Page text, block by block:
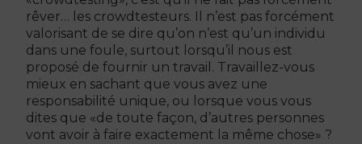
rêver… les crowdtesteurs. Il n’est pas forcément
valorisant de se dire qu’on n’est qu’un individu
dans une foule, surtout lorsqu’il nous est
proposé de fournir un travail. Travaillez-vous
mieux en sachant que vous avez une
responsabilité unique, ou lorsque vous vous
dites que «de toute façon, d’autres personnes
vont avoir à faire exactement la même chose» ?